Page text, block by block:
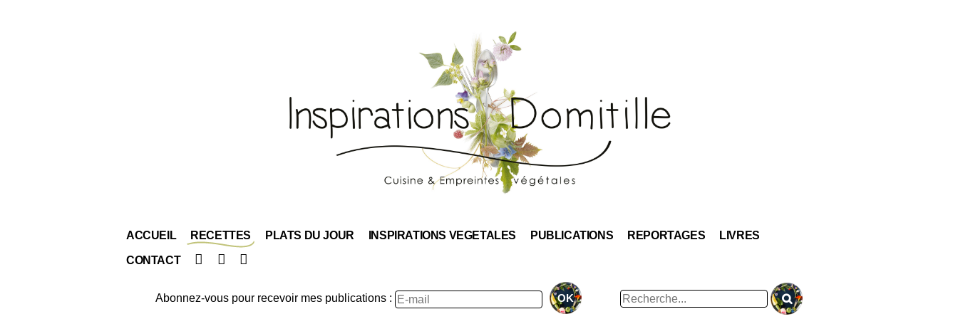
Skip
to
content
ACCUEIL RECETTES PLATS DU JOUR INSPIRATIONS VEGETALES PUBLICATIONS REPORTAGES LIVRES
CONTACT
Abonnez-vous pour recevoir mes publications :
Rechercher
: